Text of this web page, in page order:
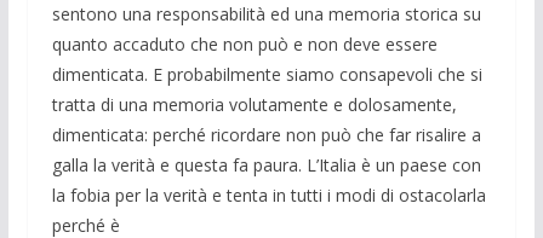
sentono una responsabilità ed una memoria storica su
quanto accaduto che non può e non deve essere
dimenticata. E probabilmente siamo consapevoli che si
tratta di una memoria volutamente e dolosamente,
dimenticata: perché ricordare non può che far risalire a
galla la verità e questa fa paura. L’Italia è un paese con
la fobia per la verità e tenta in tutti i modi di ostacolarla
perché è